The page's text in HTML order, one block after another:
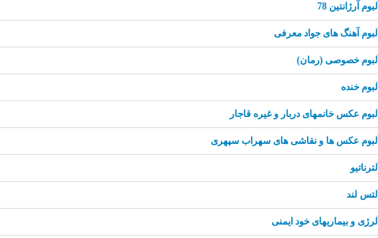
آلبوم آرژانتین 78
آلبوم آهنگ های جواد معرفی
آلبوم خصوصی (رمان)
آلبوم خنده
آلبوم عکس خانمهای دربار و غیره قاجار
آلبوم عکس ها و نقاشی های سهراب سپهری
آلترناتیو
آلتس لند
آلرژی و بیماریهای خود ایمنی